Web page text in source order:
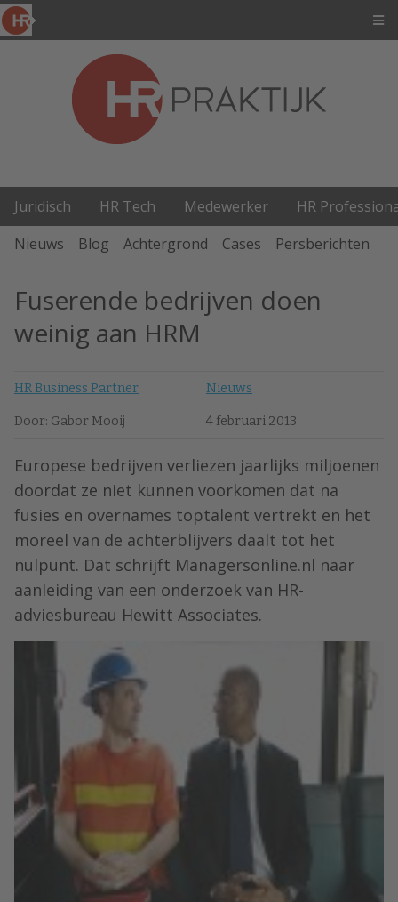
Juridisch HR Tech Medewerker
HR
Nieuws
Blog Achtergrond Cases Persberichten
Fuserende bedrijven doen
weinig aan HRM
HR Business Partner Nieuws
Door: Gabor Mooij 4 februari 2013
Europese bedrijven verliezen jaarlijks miljoenen
doordat ze niet kunnen voorkomen dat na
fusies en overnames toptalent vertrekt en het
moreel van de achterblijvers daalt tot het
nulpunt. Dat schrijft Managersonline.nl naar
aanleiding van een onderzoek van HR-
adviesbureau Hewitt Associates.